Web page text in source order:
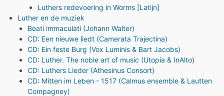
Luthers redevoering in Worms [Latijn]
Luther en de muziek
Beati immaculati (Johann Walter)
CD: Een nieuwe liedt (Camerata Trajectina)
CD: Ein feste Burg (Vox Luminis & Bart Jacobs)
CD: Luther. The noble art of music (Utopia & InAlto)
CD: Luthers Lieder (Athesinus Consort)
CD: Mitten im Leben - 1517 (Calmus ensemble & Lautten
Compagney)